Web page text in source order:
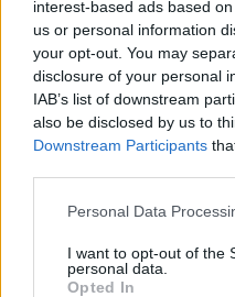
interest-based ads based
us or personal information
your opt-out. You may
disclosure of your personal
IAB’s list of downstream
also be disclosed by us to
Downstream Participants
Personal Data
I want to opt-out of the
personal data.
Opted In
Χρηματιστήριο: Πτώση
εκατ. ευρώ ο τζίρος
06/08/2026 - 18:10 ΟΙΚΟΝΟΜΙΑ
ΟΠΕΚΑ: Αύριο η
του Λογαριασμού
Κυβερνητική Επιτροπή
Στρατηγική
βιομηχανίας
06/08/2026 - 17:18 ΠΟΛΙΤΙΚΗ